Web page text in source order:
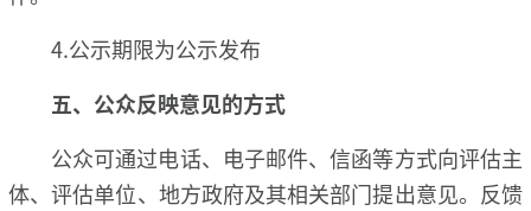
4.公示期限为公示发布
五、公众反映意见的方式
公众可通过电话、电子邮件、信函等方式向评估主
体、评估单位、地方政府及其相关部门提出意见。反馈